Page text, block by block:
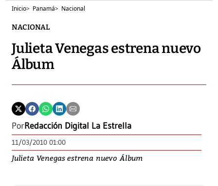
Inicio> Panamá> Nacional
NACIONAL
Julieta Venegas estrena nuevo
Álbum
PorRedacción Digital La Estrella
11/03/2010 01:00
Julieta Venegas estrena nuevo Álbum